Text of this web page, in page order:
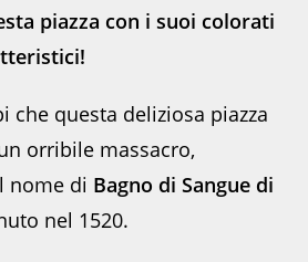
piazza con i suoi colorati
che questa deliziosa piazza
orribile massacro,
nome di Bagno di Sangue di
nel 1520.